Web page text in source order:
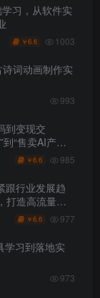
习，从软件实
￥6.6 1003
词动画制作实
993
到变现交
“售卖AI产品
￥6.6 985
跟行业发展趋
打造高流量优
￥6.6 977
学习到落地实
973